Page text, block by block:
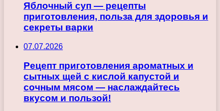
Яблочный суп — рецепты
приготовления, польза для здоровья и
секреты варки
07.07.2026
Рецепт приготовления ароматных и
сытных щей с кислой капустой и
сочным мясом — наслаждайтесь
вкусом и пользой!